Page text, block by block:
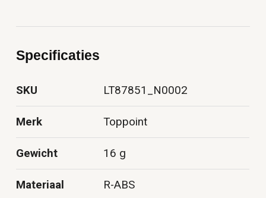
Specificaties
SKU LT87851_N0002
Merk Toppoint
Gewicht 16 g
Materiaal R-ABS